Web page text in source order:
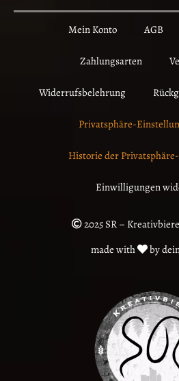
Mein Konto AGB
Zahlungsarten
Widerrufsbelehrung
Privatsphäre-
Historie der
Einwilligungen
2025 SR –
made with
by